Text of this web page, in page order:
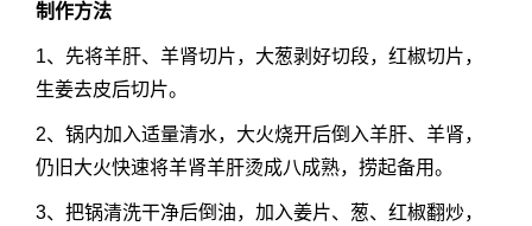
制作方法
1、先将羊肝、羊肾切片，大葱剥好切段，红椒切片，
生姜去皮后切片。
2、锅内加入适量清水，大火烧开后倒入羊肝、羊肾，
仍旧大火快速将羊肾羊肝烫成八成熟，捞起备用。
3、把锅清洗干净后倒油，加入姜片、葱、红椒翻炒，